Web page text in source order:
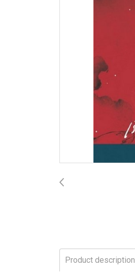
Product description